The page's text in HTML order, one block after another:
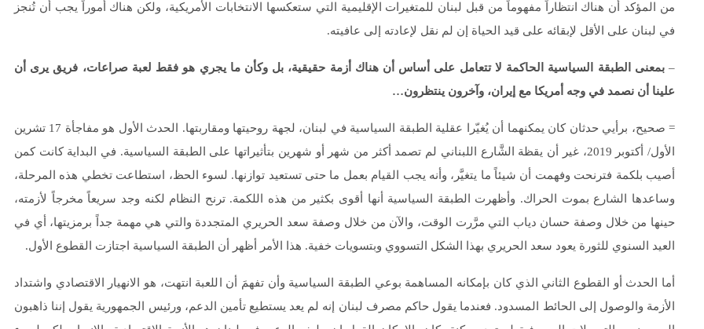
من المؤكد أن هناك انتظاراً مفهوماً من قبل لبنان للمتغيرات الإقليمية التي ستعكسها الانتخابات الأمريكية، ولكن هناك أموراً يجب أن تُنجز
في لبنان على الأقل لإبقائه على قيد الحياة إن لم نقل لإعادته إلى عافيته.
–بمعنى الطبقة السياسية الحاكمة لا تتعامل على أساس أن هناك أزمة حقيقية، بل وكأن ما يجري هو فقط لعبة صراعات، فريق يرى أن
علينا أن نصمد في وجه أمريكا مع إيران، وآخرون ينتظرون…
= صحيح، برأيي حدثان كان يمكنهما أن يُغيّرا عقلية الطبقة السياسية في لبنان، لجهة روحيتها ومقاربتها. الحدث الأول هو مفاجأة 17 تشرين
الأول/ أكتوبر 2019، غير أن يقظة الشَّارع اللبناني لم تصمد أكثر من شهر أو شهرين بتأثيراتها على الطبقة السياسية. في البداية كانت كمن
أصيب بلكمة فترنحت وفهمت أن شيئاً ما يتغيَّر، وأنه يجب القيام بعمل ما حتى تستعيد توازنها. لسوء الحظ، استطاعت تخطي هذه المرحلة،
وساعدها الشارع بموت الحراك. وأظهرت الطبقة السياسية أنها أقوى بكثير من هذه اللكمة. ترنح النظام لكنه وجد سريعاً مخرجاً لأزمته،
حينها من خلال وصفة حسان دياب التي مرَّرت الوقت، والآن من خلال وصفة سعد الحريري المتجددة والتي هي مهمة جداً برمزيتها، أي في
العيد السنوي للثورة يعود سعد الحريري بهذا الشكل التسووي وبتسويات خفية. هذا الأمر أظهر أن الطبقة السياسية اجتازت القطوع الأول.
أما الحدث أو القطوع الثاني الذي كان بإمكانه المساهمة بوعي الطبقة السياسية وأن تفهمَ أن اللعبة انتهت، هو الانهيار الاقتصادي واشتداد
الأزمة والوصول إلى الحائط المسدود. فعندما يقول حاكم مصرف لبنان إنه لم يعد يستطيع تأمين الدعم، ورئيس الجمهورية يقول إننا ذاهبون